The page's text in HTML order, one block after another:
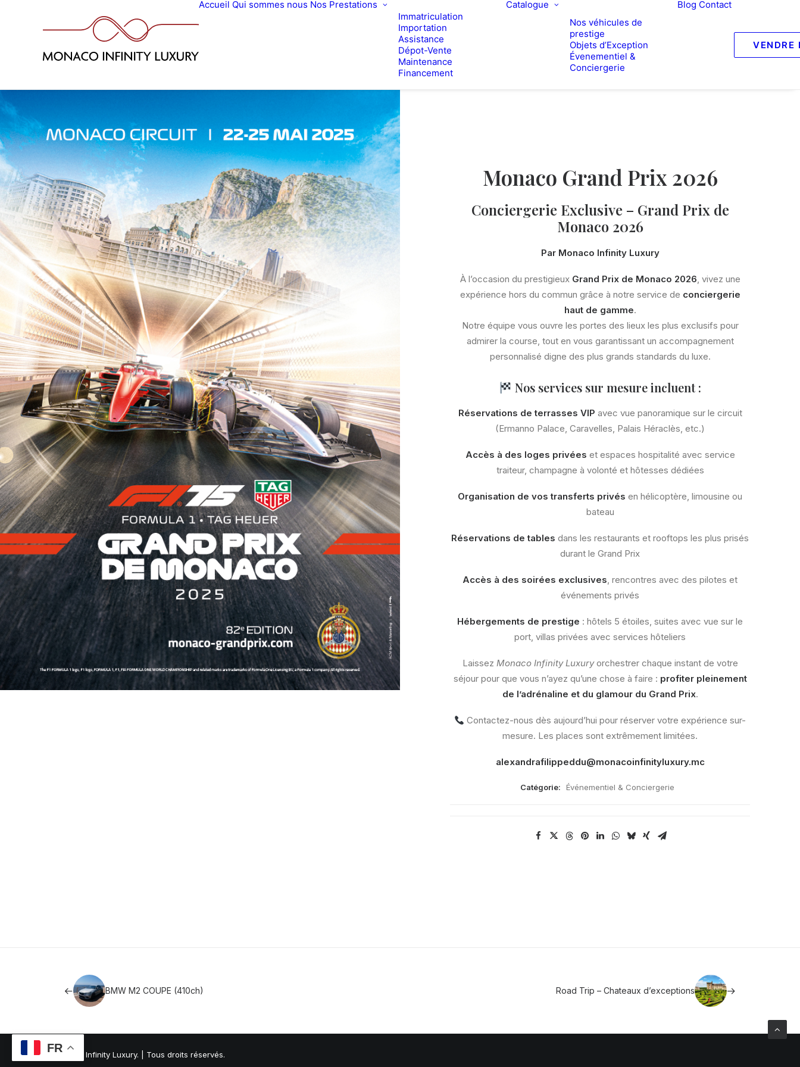
Accueil Qui sommes nous Nos Prestations
Immatriculation
Importation
Assistance
Dépot-Vente
Maintenance
Financement
Catalogue
Nos véhicules de
prestige
Objets d’Exception
Évenementiel &
Conciergerie
Blog Contact
VENDRE
Monaco Grand Prix 2026
Conciergerie Exclusive – Grand Prix de
Monaco 2026
Par Monaco Infinity Luxury
À l’occasion du prestigieux Grand Prix de Monaco 2026, vivez une
expérience hors du commun grâce à notre service de conciergerie
haut de gamme.
Notre équipe vous ouvre les portes des lieux les plus exclusifs pour
admirer la course, tout en vous garantissant un accompagnement
personnalisé digne des plus grands standards du luxe.
Nos services sur mesure incluent :
Réservations de terrasses VIP avec vue panoramique sur le circuit
(Ermanno Palace, Caravelles, Palais Héraclès, etc.)
Accès à des loges privées et espaces hospitalité avec service
traiteur, champagne à volonté et hôtesses dédiées
Organisation de vos transferts privés en hélicoptère, limousine ou
bateau
Réservations de tables dans les restaurants et rooftops les plus prisés
durant le Grand Prix
Accès à des soirées exclusives, rencontres avec des pilotes et
événements privés
Hébergements de prestige : hôtels 5 étoiles, suites avec vue sur le
port, villas privées avec services hôteliers
Laissez Monaco Infinity Luxuryorchestrer chaque instant de votre
séjour pour que vous n’ayez qu’une chose à faire : profiter pleinement
de l’adrénaline et du glamour du Grand Prix.
Contactez-nous dès aujourd’hui pour réserver votre expérience sur-
mesure. Les places sont extrêmement limitées.
alexandrafilippeddu@monacoinfinityluxury.mc
Catégorie: Événementiel & Conciergerie
BMW M2 COUPE (410ch) Road Trip – Chateaux d’exceptions
© 2026 Monaco Infinity Luxury. | Tous droits réservés.
FR